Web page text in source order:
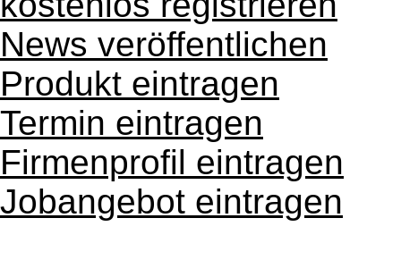
News veröffentlichen
Produkt eintragen
Termin eintragen
Firmenprofil eintragen
Jobangebot eintragen